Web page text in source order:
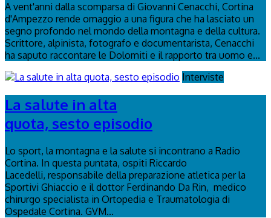
A vent'anni dalla scomparsa di Giovanni Cenacchi, Cortina
d'Ampezzo rende omaggio a una figura che ha lasciato un
segno profondo nel mondo della montagna e della cultura.
Scrittore, alpinista, fotografo e documentarista, Cenacchi
ha saputo raccontare le Dolomiti e il rapporto tra uomo e...
Interviste
La salute in alta
quota, sesto episodio
Lo sport, la montagna e la salute si incontrano a Radio
Cortina. In questa puntata, ospiti Riccardo
Lacedelli, responsabile della preparazione atletica per la
Sportivi Ghiaccio e il dottor Ferdinando Da Rin, medico
chirurgo specialista in Ortopedia e Traumatologia di
Ospedale Cortina. GVM...